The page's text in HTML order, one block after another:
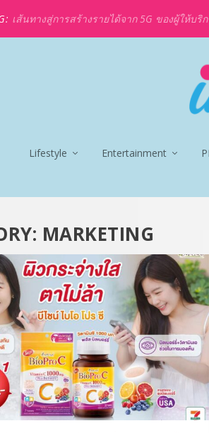
เส้นทางสู่การสร้างรายได้จาก 5G ของผู้ให้บริ
Lifestyle Entertainment
MARKETING